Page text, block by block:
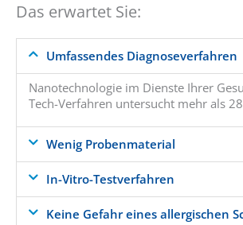
Das erwartet Sie:
Umfassendes Diagnoseverfahren
Nanotechnologie im Dienste Ihrer
Tech-Verfahren untersucht mehr als
Wenig Probenmaterial
In-Vitro-Testverfahren
Keine Gefahr eines allergischen